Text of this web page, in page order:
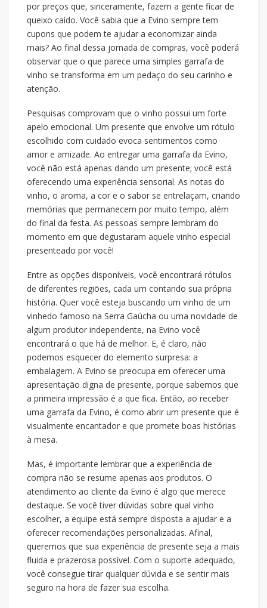
por preços que, sinceramente, fazem a gente ficar de
queixo caído. Você sabia que a Evino sempre tem
cupons que podem te ajudar a economizar ainda
mais? Ao final dessa jornada de compras, você poderá
observar que o que parece uma simples garrafa de
vinho se transforma em um pedaço do seu carinho e
atenção.
Pesquisas comprovam que o vinho possui um forte
apelo emocional. Um presente que envolve um rótulo
escolhido com cuidado evoca sentimentos como
amor e amizade. Ao entregar uma garrafa da Evino,
você não está apenas dando um presente; você está
oferecendo uma experiência sensorial. As notas do
vinho, o aroma, a cor e o sabor se entrelaçam, criando
memórias que permanecem por muito tempo, além
do final da festa. As pessoas sempre lembram do
momento em que degustaram aquele vinho especial
presenteado por você!
Entre as opções disponíveis, você encontrará rótulos
de diferentes regiões, cada um contando sua própria
história. Quer você esteja buscando um vinho de um
vinhedo famoso na Serra Gaúcha ou uma novidade de
algum produtor independente, na Evino você
encontrará o que há de melhor. E, é claro, não
podemos esquecer do elemento surpresa: a
embalagem. A Evino se preocupa em oferecer uma
apresentação digna de presente, porque sabemos que
a primeira impressão é a que fica. Então, ao receber
uma garrafa da Evino, é como abrir um presente que é
visualmente encantador e que promete boas histórias
à mesa.
Mas, é importante lembrar que a experiência de
compra não se resume apenas aos produtos. O
atendimento ao cliente da Evino é algo que merece
destaque. Se você tiver dúvidas sobre qual vinho
escolher, a equipe está sempre disposta a ajudar e a
oferecer recomendações personalizadas. Afinal,
queremos que sua experiência de presente seja a mais
fluida e prazerosa possível. Com o suporte adequado,
você consegue tirar qualquer dúvida e se sentir mais
seguro na hora de fazer sua escolha.